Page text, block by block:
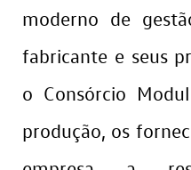
moderno de
fabricante e seus
o Consórcio
produção, os